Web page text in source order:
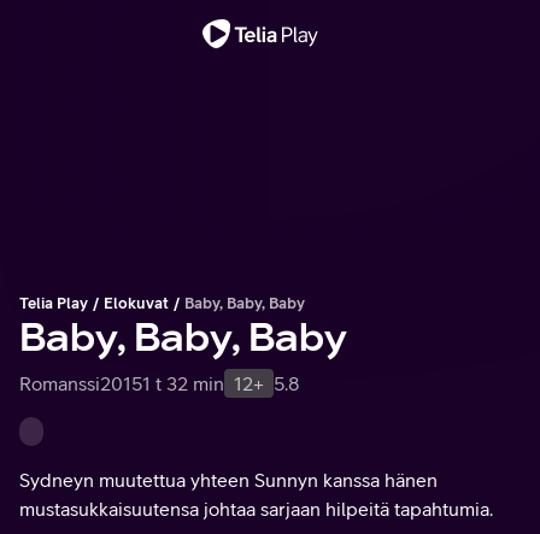
Telia Play Elokuvat Baby, Baby, Baby
Baby, Baby, Baby
Romanssi20151 t 32 min 12+ 5.8
Sydneyn muutettua yhteen Sunnyn kanssa hänen
mustasukkaisuutensa johtaa sarjaan hilpeitä tapahtumia.